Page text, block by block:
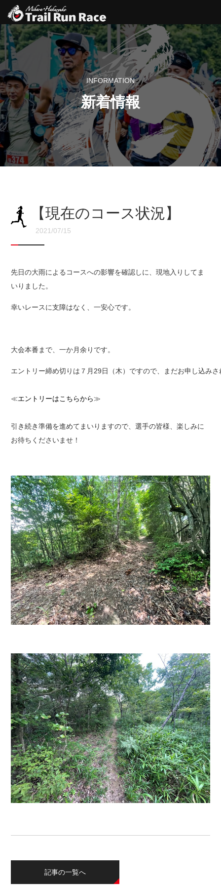
INFORMATION
新着情報
【現在のコース状況】
2021/07/15
先日の大雨によるコースへの影響を確認しに、現地入りしてま
いりました。
幸いレースに支障はなく、一安心です。
大会本番まで、一か月余りです。
エントリー締め切りは７月29日（木）ですので、まだお申し込み
≪エントリーはこちらから≫
引き続き準備を進めてまいりますので、選手の皆様、楽しみに
お待ちくださいませ！
記事の一覧へ